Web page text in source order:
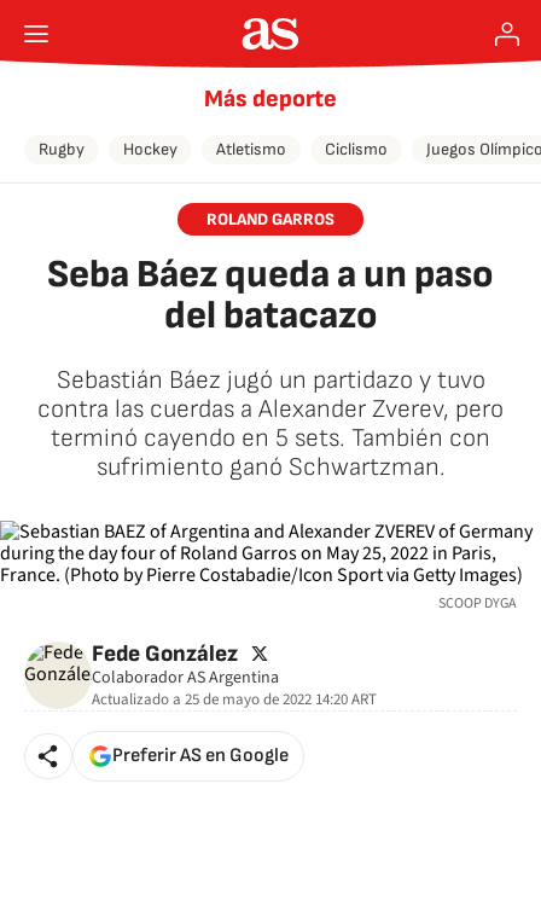
Más deporte
Rugby Hockey Atletismo Ciclismo Juegos
ROLAND GARROS
Seba Báez queda a un paso
del batacazo
Sebastián Báez jugó un partidazo y tuvo
contra las cuerdas a Alexander Zverev, pero
terminó cayendo en 5 sets. También con
sufrimiento ganó Schwartzman.
SCOOP DYGA
Fede González twitter
Colaborador AS Argentina
Actualizado a 25 de mayo de 2022 14:20ART
Preferir AS en Google